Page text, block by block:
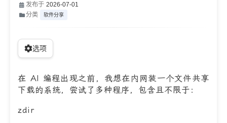
发布于 2026-07-01
分类
软件分享
选项
在 AI 编程出现之前，我想在内网装一个文件共享
下载的系统，尝试了多种程序，包含且不限于：
zdir